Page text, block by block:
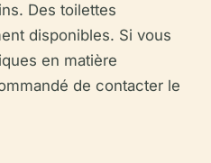
Des toilettes
disponibles. Si vous
en matière
de contacter le